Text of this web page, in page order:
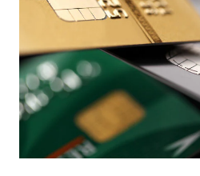
#インボイス
#インボイス制度
#電子帳簿保存法
#集客
#資金調達
#DX
#生産性
向上